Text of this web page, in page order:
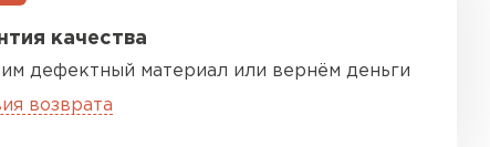
качества
дефектный материал или вернём деньги
возврата
Брит